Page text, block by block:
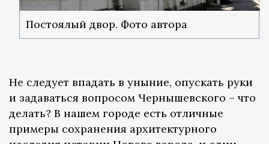
Постоялый двор. Фото автора
Не следует впадать в уныние, опускать руки
и задаваться вопросом Чернышевского – что
делать? В нашем городе есть отличные
примеры сохранения архитектурного